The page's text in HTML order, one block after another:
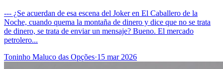
--- ¿Se acuerdan de esa escena del Joker en El Caballero de la
Noche, cuando quema la montaña de dinero y dice que no se trata
de dinero, se trata de enviar un mensaje? Bueno. El mercado
petrolero...
Toninho Maluco das Opções·15 mar 2026